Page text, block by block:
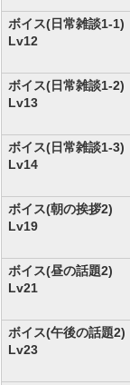
ボイス(日常雑談1-1)
Lv12
ボイス(日常雑談1-2)
Lv13
ボイス(日常雑談1-3)
Lv14
ボイス(朝の挨拶2)
Lv19
ボイス(昼の話題2)
Lv21
ボイス(午後の話題2)
Lv23